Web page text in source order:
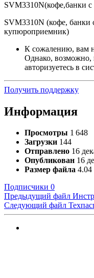
SVM3310N(кофе,банки
SVM3310N (кофе, банки
купюроприемник)
К сожалению, вам
Однако, возможно,
авторизуетесь в
Получить поддержку
Информация
Просмотры 1 648
Загрузки 144
Отправлено 16
Опубликован 16
Размер файла
Подписчики 0
Предыдущий файл
Следующий файл